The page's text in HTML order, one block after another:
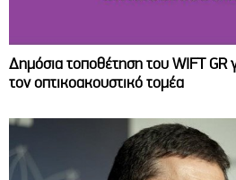
Δημόσια τοποθέτηση του WIFT GR
τον οπτικοακουστικό τομέα